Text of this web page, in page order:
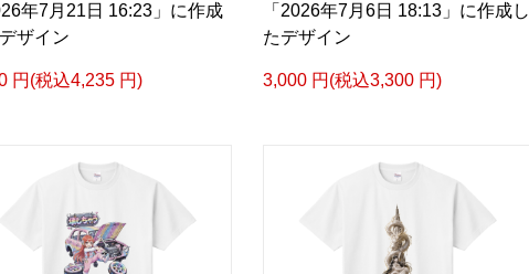
年7月21日 16:23」に作成
ザイン
円(税込4,235 円)
「2026年7月6日 18:13」に作成し
たデザイン
3,000 円(税込3,300 円)